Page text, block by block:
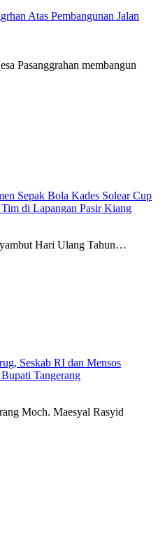
Atas Pembangunan Jalan
Pasanggrahan membangun
Sepak Bola Kades Solear Cup
di Lapangan Pasir Kiang
Hari Ulang Tahun…
Seskab RI dan Mensos
Tangerang
Moch. Maesyal Rasyid